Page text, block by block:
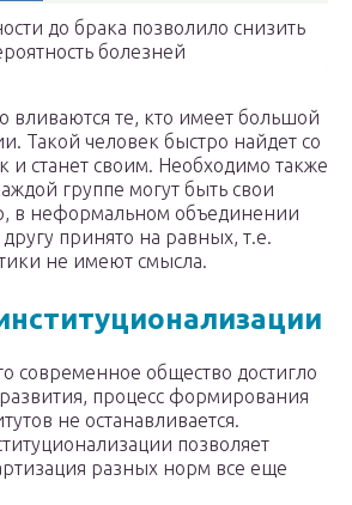
до брака позволило снизить
болезней
вливаются те, кто имеет большой
Такой человек быстро найдет со
и станет своим. Необходимо также
группе могут быть свои
в неформальном объединении
другу принято на равных, т.е.
не имеют смысла.
современное общество достигло
процесс формирования
не останавливается.
позволяет
разных норм все еще